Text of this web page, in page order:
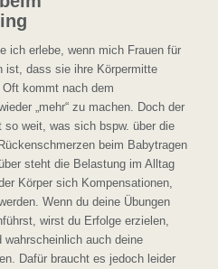
ich erlebe, wenn mich Frauen für
ist, dass sie ihre Körpermitte
kommt nach dem
„mehr“ zu machen. Doch der
weit, was sich bspw. über die
beim Babytragen
steht die Belastung im Alltag
Körper sich Kompensationen,
Wenn du deine Übungen
wirst du Erfolge erzielen,
auch deine
Dafür braucht es jedoch leider